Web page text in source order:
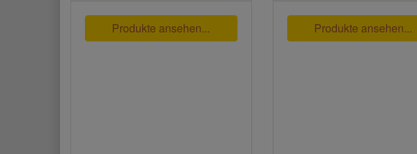
Produkte ansehen... Produkte ansehen...